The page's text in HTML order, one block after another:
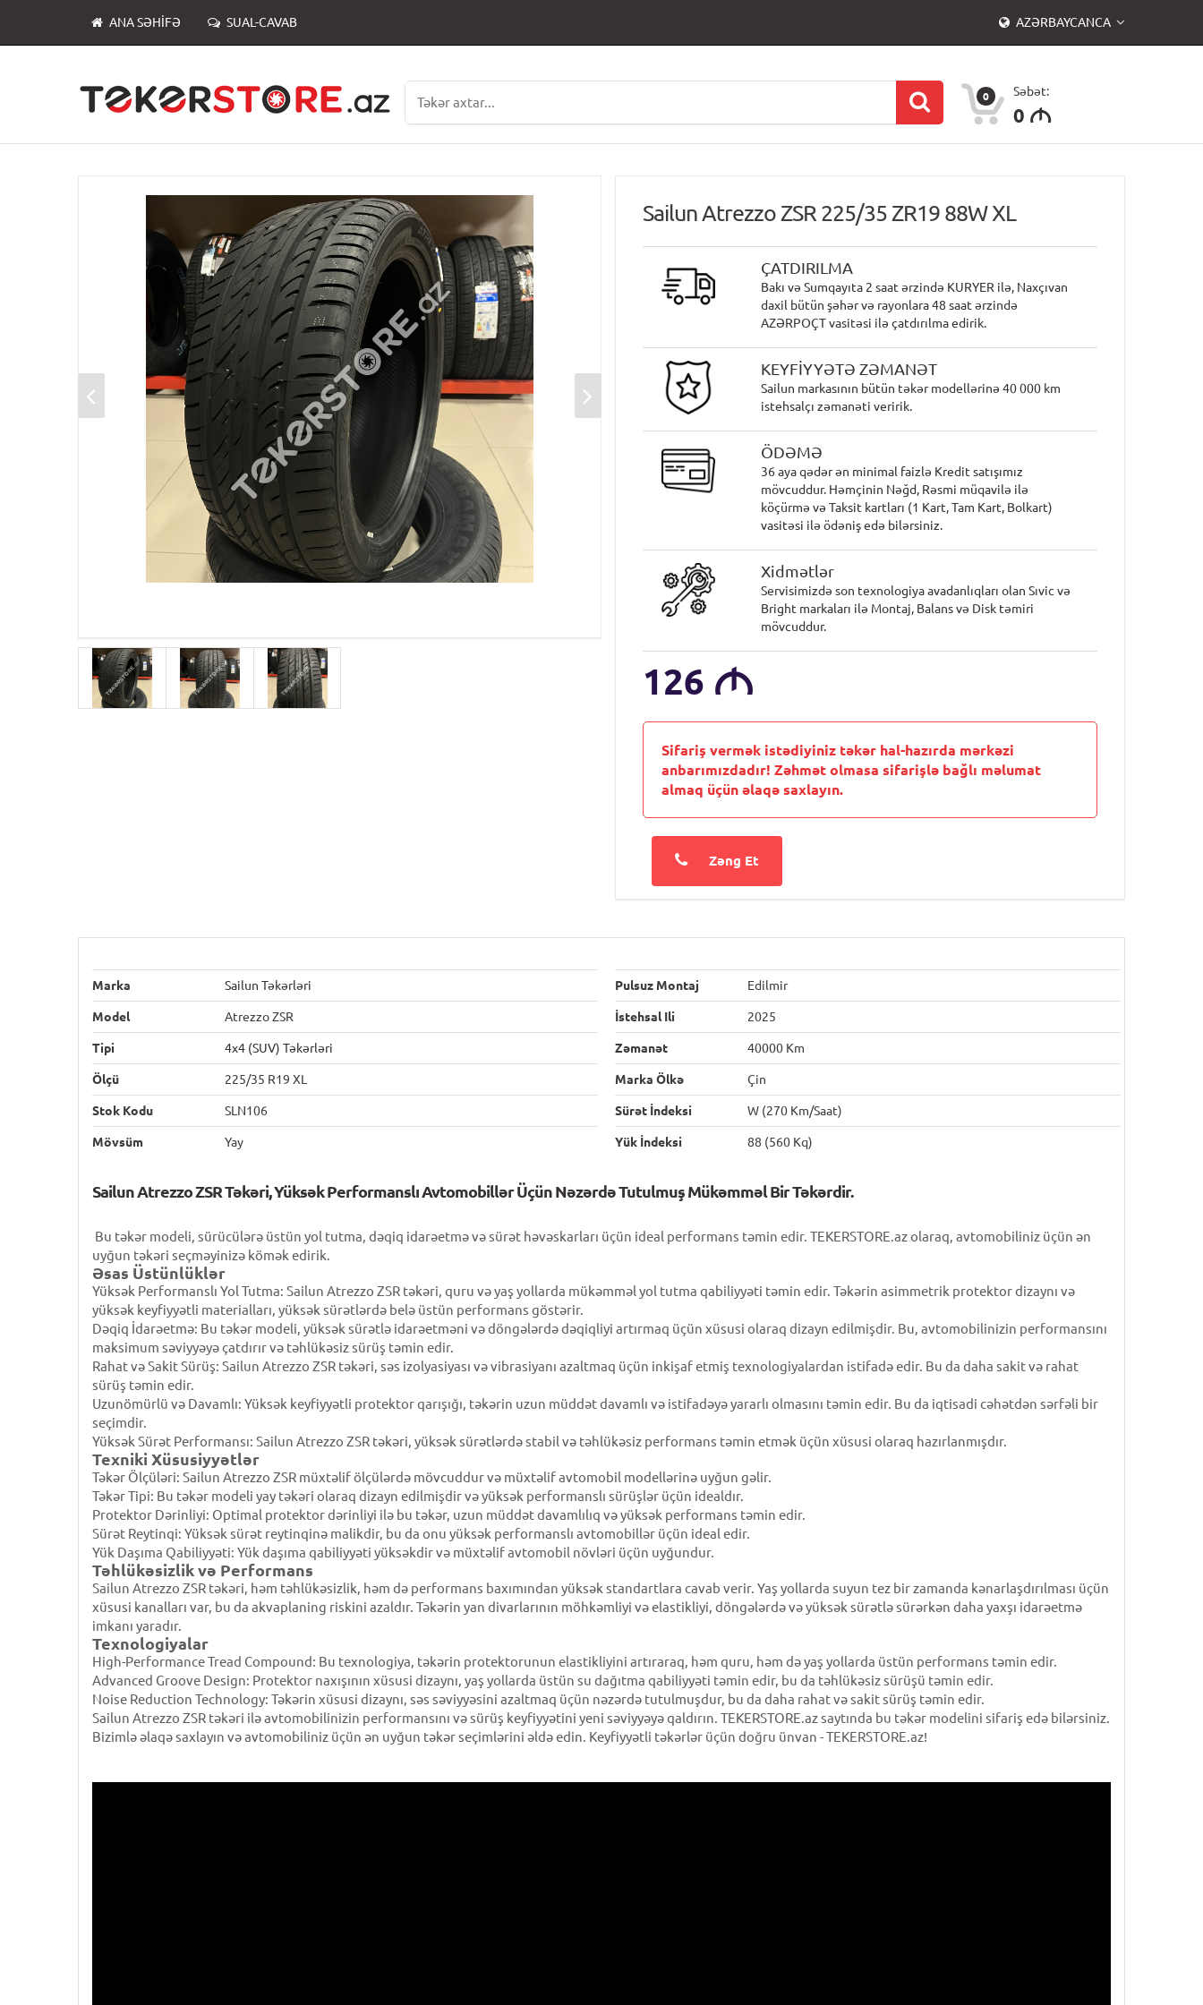
ANA SƏHIFƏ SUAL-CAVAB AZƏRBAYCANCA
0 Səbət:
0 M
Sailun Atrezzo ZSR 225/35 ZR19 88W XL
ÇATDIRILMA
Bakı və Sumqayıta 2 saat ərzində KURYER ilə, Naxçıvan
daxil bütün şəhər və rayonlara 48 saat ərzində
AZƏRPOÇT vasitəsi ilə çatdırılma edirik.
KEYFİYYƏTƏ ZƏMANƏT
Sailun markasının bütün təkər modellərinə 40 000 km
istehsalçı zəmanəti veririk.
ÖDƏMƏ
36 aya qədər ən minimal faizlə Kredit satışımız
mövcuddur. Həmçinin Nəğd, Rəsmi müqavilə ilə
köçürmə və Taksit kartları (1 Kart, Tam Kart, Bolkart)
vasitəsi ilə ödəniş edə bilərsiniz.
Xidmətlər
Servisimizdə son texnologiya avadanlıqları olan Sıvic və
Bright markaları ilə Montaj, Balans və Disk təmiri
mövcuddur.
126 M
Sifariş vermək istədiyiniz təkər hal-hazırda mərkəzi
anbarımızdadır! Zəhmət olmasa sifarişlə bağlı məlumat
almaq üçün əlaqə saxlayın.
Zəng Et
Marka Sailun Təkərləri
Model Atrezzo ZSR
Tipi 4x4 (SUV) Təkərləri
Ölçü 225/35 R19 XL
Stok Kodu SLN106
Mövsüm Yay
Pulsuz Montaj Edilmir
İstehsal Ili 2025
Zəmanət 40000 Km
Marka Ölkə Çin
Sürət İndeksi W (270 Km/saat)
Yük İndeksi 88 (560 Kq)
Sailun Atrezzo ZSR Təkəri, Yüksək Performanslı Avtomobillər Üçün Nəzərdə Tutulmuş Mükəmməl Bir Təkərdir.
Bu təkər modeli, sürücülərə üstün yol tutma, dəqiq idarəetmə və sürət həvəskarları üçün ideal performans təmin edir. TEKERSTORE.az olaraq, avtomobiliniz üçün ən
uyğun təkəri seçməyinizə kömək edirik.
Əsas Üstünlüklər
Yüksək Performanslı Yol Tutma: Sailun Atrezzo ZSR təkəri, quru və yaş yollarda mükəmməl yol tutma qabiliyyəti təmin edir. Təkərin asimmetrik protektor dizaynı və
yüksək keyfiyyətli materialları, yüksək sürətlərdə belə üstün performans göstərir.
Dəqiq İdarəetmə: Bu təkər modeli, yüksək sürətlə idarəetməni və döngələrdə dəqiqliyi artırmaq üçün xüsusi olaraq dizayn edilmişdir. Bu, avtomobilinizin performansını
maksimum səviyyəyə çatdırır və təhlükəsiz sürüş təmin edir.
Rahat və Sakit Sürüş: Sailun Atrezzo ZSR təkəri, səs izolyasiyası və vibrasiyanı azaltmaq üçün inkişaf etmiş texnologiyalardan istifadə edir. Bu da daha sakit və rahat
sürüş təmin edir.
Uzunömürlü və Davamlı: Yüksək keyfiyyətli protektor qarışığı, təkərin uzun müddət davamlı və istifadəyə yararlı olmasını təmin edir. Bu da iqtisadi cəhətdən sərfəli bir
seçimdir.
Yüksək Sürət Performansı: Sailun Atrezzo ZSR təkəri, yüksək sürətlərdə stabil və təhlükəsiz performans təmin etmək üçün xüsusi olaraq hazırlanmışdır.
Texniki Xüsusiyyətlər
Təkər Ölçüləri: Sailun Atrezzo ZSR müxtəlif ölçülərdə mövcuddur və müxtəlif avtomobil modellərinə uyğun gəlir.
Təkər Tipi: Bu təkər modeli yay təkəri olaraq dizayn edilmişdir və yüksək performanslı sürüşlər üçün idealdır.
Protektor Dərinliyi: Optimal protektor dərinliyi ilə bu təkər, uzun müddət davamlılıq və yüksək performans təmin edir.
Sürət Reytinqi: Yüksək sürət reytinqinə malikdir, bu da onu yüksək performanslı avtomobillər üçün ideal edir.
Yük Daşıma Qabiliyyəti: Yük daşıma qabiliyyəti yüksəkdir və müxtəlif avtomobil növləri üçün uyğundur.
Təhlükəsizlik və Performans
Sailun Atrezzo ZSR təkəri, həm təhlükəsizlik, həm də performans baxımından yüksək standartlara cavab verir. Yaş yollarda suyun tez bir zamanda kənarlaşdırılması üçün
xüsusi kanalları var, bu da akvaplaning riskini azaldır. Təkərin yan divarlarının möhkəmliyi və elastikliyi, döngələrdə və yüksək sürətlə sürərkən daha yaxşı idarəetmə
imkanı yaradır.
Texnologiyalar
High-Performance Tread Compound: Bu texnologiya, təkərin protektorunun elastikliyini artıraraq, həm quru, həm də yaş yollarda üstün performans təmin edir.
Advanced Groove Design: Protektor naxışının xüsusi dizaynı, yaş yollarda üstün su dağıtma qabiliyyəti təmin edir, bu da təhlükəsiz sürüşü təmin edir.
Noise Reduction Technology: Təkərin xüsusi dizaynı, səs səviyyəsini azaltmaq üçün nəzərdə tutulmuşdur, bu da daha rahat və sakit sürüş təmin edir.
Sailun Atrezzo ZSR təkəri ilə avtomobilinizin performansını və sürüş keyfiyyətini yeni səviyyəyə qaldırın. TEKERSTORE.az saytında bu təkər modelini sifariş edə bilərsiniz.
Bizimlə əlaqə saxlayın və avtomobiliniz üçün ən uyğun təkər seçimlərini əldə edin. Keyfiyyətli təkərlər üçün doğru ünvan - TEKERSTORE.az!